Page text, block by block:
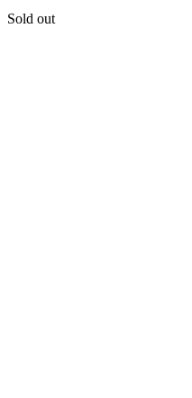
Sold out